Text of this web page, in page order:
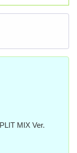
MIX Ver.